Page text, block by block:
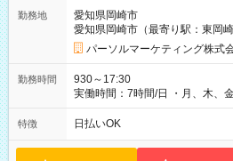
勤務地
愛知県岡崎市
愛知県岡崎市（最寄り駅：東岡崎
パーソルマーケティング株式
勤務時間
930～17:30
実働時間：7時間/日 ・月、木、
は固定休です／夏季、年末年始
フト！ 残業ほぼナシ（0～5h/月）
特徴 日払いOK